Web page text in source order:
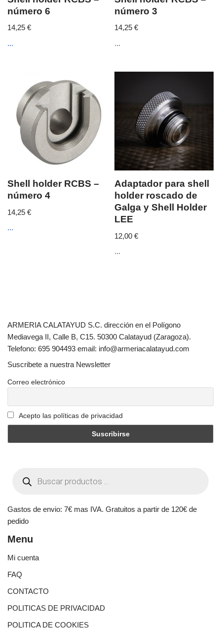
número 6
14,25 €
...
número 3
14,25€
...
Shell holder RCBS –
número 4
14,25 €
...
Adaptador para shell
holder roscado de
Galga y Shell Holder
LEE
12,00€
...
ARMERIA CALATAYUD S.C. dirección en el Polígono
Mediavega II, Calle B, C15. 50300 Calatayud (Zaragoza).
Telefono: 695 904493 email: info@armeriacalatayud.com
Suscribete a nuestra Newsletter
Correo electrónico
Acepto las políticas de privacidad
Gastos de envio: 7€ mas IVA. Gratuitos a partir de 120€ de
pedido
Menu
Mi cuenta
FAQ
CONTACTO
POLITICAS DE PRIVACIDAD
POLITICA DE COOKIES